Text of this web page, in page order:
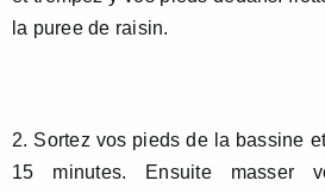
la puree de raisin.
2. Sortez vos pieds de la bassine
15 minutes. Ensuite masser